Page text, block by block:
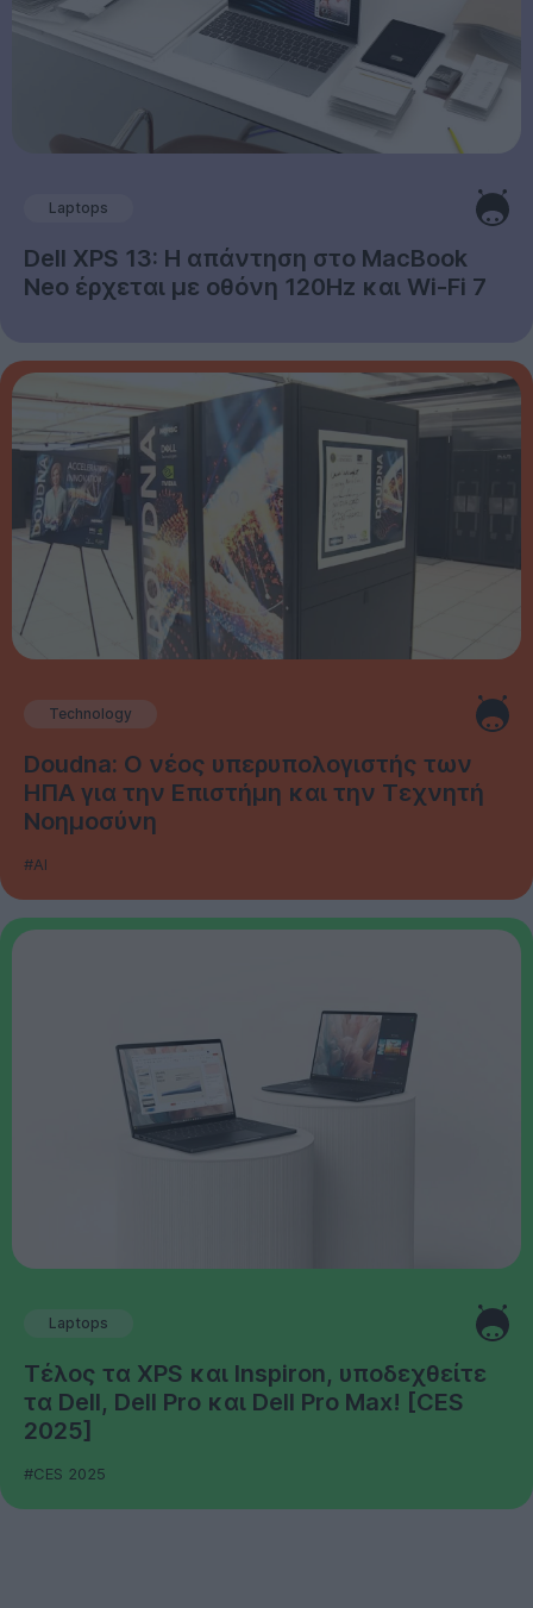
Laptops
Dell XPS 13: Η απάντηση στο MacBook
Neo έρχεται με οθόνη 120Hz και Wi-Fi 7
Technology
Doudna: Ο νέος υπερυπολογιστής των
ΗΠΑ για την Επιστήμη και την Τεχνητή
Νοημοσύνη
#AI
Laptops
Τέλος τα XPS και Inspiron, υποδεχθείτε
τα Dell, Dell Pro και Dell Pro Max! [CES
2025]
#CES 2025